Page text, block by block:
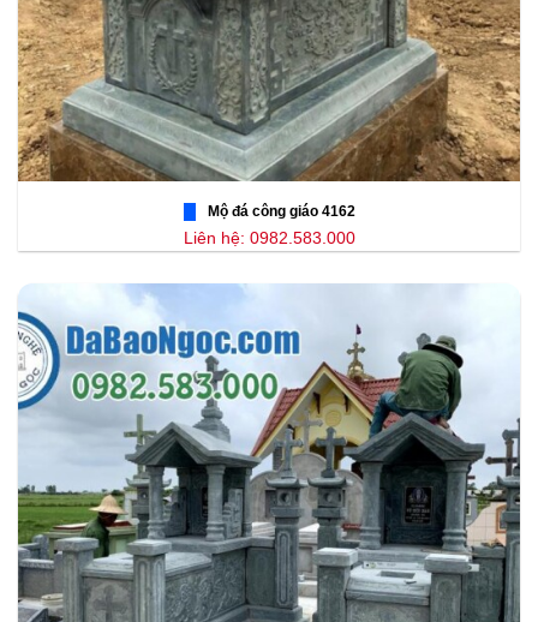
Mộ đá công giáo 4162
Liên hệ: 0982.583.000